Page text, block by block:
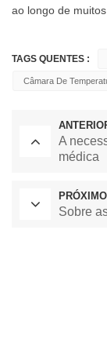
ao longo de
TAGS QUENTES :
Câmara De
A
médica
PRÓXIMO
Sobre